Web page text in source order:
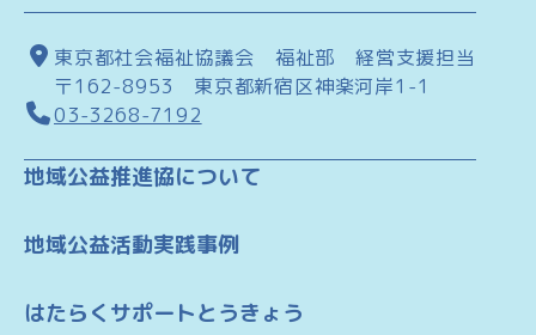
東京都社会福祉協議会 福祉部 経営支援担当
〒162-8953 東京都新宿区神楽河岸1-1
03-3268-7192
地域公益推進協について
地域公益活動実践事例
はたらくサポートとうきょう